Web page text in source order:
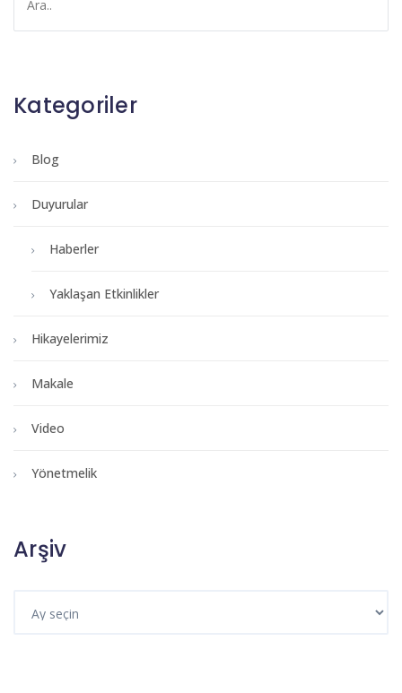
Kategoriler
Blog
Duyurular
Haberler
Yaklaşan Etkinlikler
Hikayelerimiz
Makale
Video
Yönetmelik
Arşiv